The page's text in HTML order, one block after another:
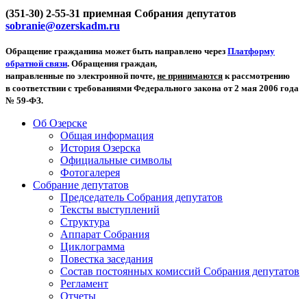
(351-30) 2-55-31 приемная Собрания депутатов
sobranie@ozerskadm.ru
Обращение гражданина может быть направлено через Платформу
обратной связи. Обращения граждан,
направленные по электронной почте, не принимаются к рассмотрению
в соответствии с требованиями Федерального закона от 2 мая 2006 года
№ 59-ФЗ.
Об Озерске
Общая информация
История Озерска
Официальные символы
Фотогалерея
Собрание депутатов
Председатель Собрания депутатов
Тексты выступлений
Структура
Аппарат Собрания
Циклограмма
Повестка заседания
Состав постоянных комиссий Собрания депутатов
Регламент
Отчеты